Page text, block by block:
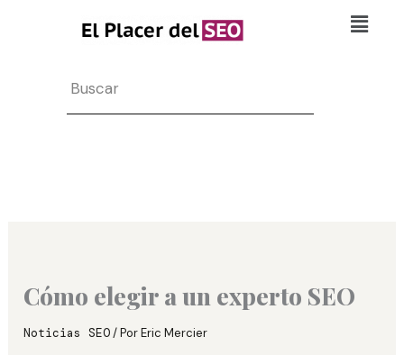
Cómo elegir a un experto SEO
Noticias SEO/ PorEric Mercier